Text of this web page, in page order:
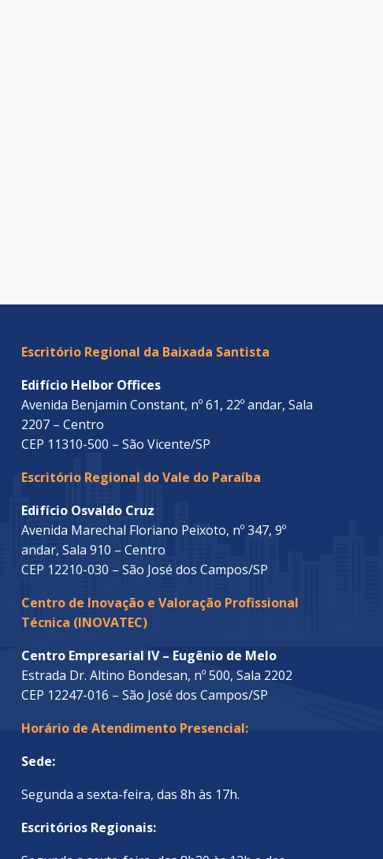
Escritório Regional da Baixada Santista
Edifício Helbor Offices
Avenida Benjamin Constant, nº 61, 22º andar, Sala
2207 – Centro
CEP 11310-500 – São Vicente/SP
Escritório Regional do Vale do Paraíba
Edifício Osvaldo Cruz
Avenida Marechal Floriano Peixoto, nº 347, 9º
andar, Sala 910 – Centro
CEP 12210-030 – São José dos Campos/SP
Centro de Inovação e Valoração Profissional
Técnica (INOVATEC)
Centro Empresarial IV – Eugênio de Melo
Estrada Dr. Altino Bondesan, nº 500, Sala 2202
CEP 12247-016 – São José dos Campos/SP
Horário de Atendimento Presencial:
Sede:
Segunda a sexta-feira, das 8h às 17h.
Escritórios Regionais: